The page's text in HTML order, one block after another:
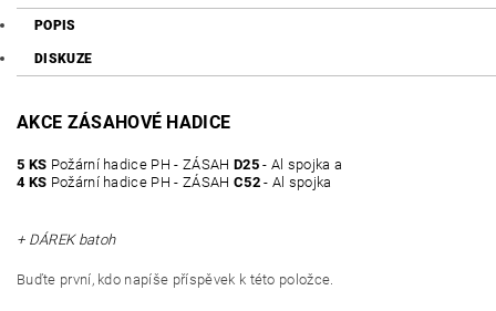
POPIS
DISKUZE
AKCE ZÁSAHOVÉ HADICE
5 KS Požární hadice PH - ZÁSAH D25- Al spojka a
4 KS Požární hadice PH - ZÁSAH C52- Al spojka
+ DÁREK batoh
Buďte první, kdo napíše příspěvek k této položce.